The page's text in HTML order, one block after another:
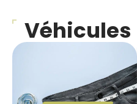
Véhicules